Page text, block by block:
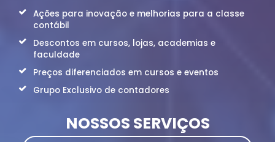
Ações para inovação e melhorias para a classe
contábil
Descontos em cursos, lojas, academias e
faculdade
Preços diferenciados em cursos e eventos
Grupo Exclusivo de contadores
NOSSOS SERVIÇOS